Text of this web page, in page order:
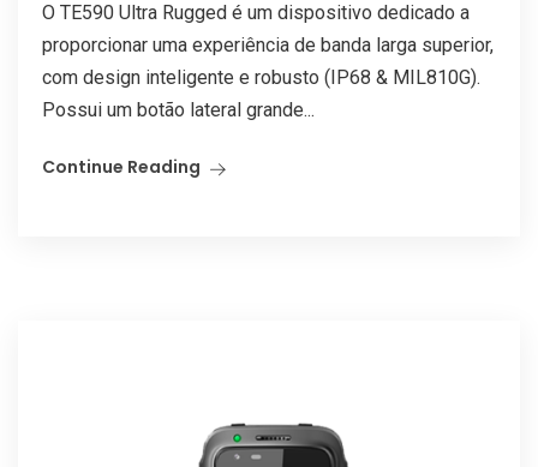
O TE590 Ultra Rugged é um dispositivo dedicado a
proporcionar uma experiência de banda larga superior,
com design inteligente e robusto (IP68 & MIL810G).
Possui um botão lateral grande...
Continue Reading